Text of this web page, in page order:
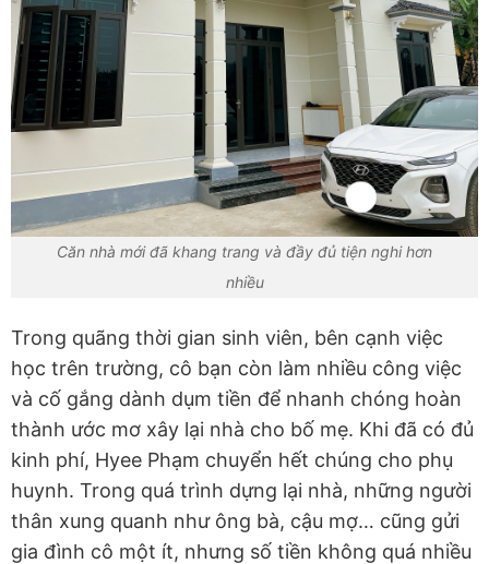
Căn nhà mới đã khang trang và đầy đủ tiện nghi hơn
nhiều
Trong quãng thời gian sinh viên, bên cạnh việc
học trên trường, cô bạn còn làm nhiều công việc
và cố gắng dành dụm tiền để nhanh chóng hoàn
thành ước mơ xây lại nhà cho bố mẹ. Khi đã có đủ
kinh phí, Hyee Phạm chuyển hết chúng cho phụ
huynh. Trong quá trình dựng lại nhà, những người
thân xung quanh như ông bà, cậu mợ… cũng gửi
gia đình cô một ít, nhưng số tiền không quá nhiều